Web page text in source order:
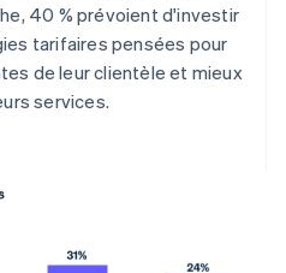
40 % prévoient d'investir
tarifaires pensées pour
de leur clientèle et mieux
services.